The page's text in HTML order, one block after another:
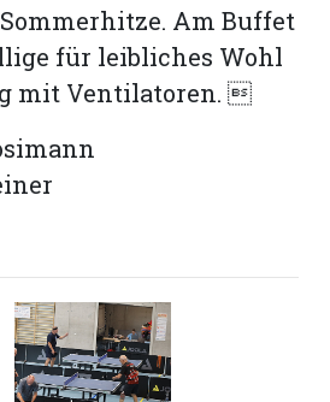
Am Buffet
für leibliches Wohl
mit Ventilatoren. 